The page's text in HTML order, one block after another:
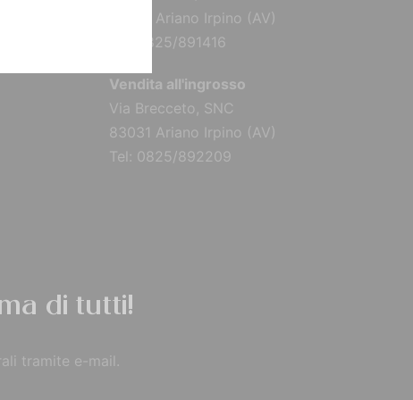
83031 Ariano Irpino (AV)
Tel: 0825/891416
Vendita all'ingrosso
Via Brecceto, SNC
83031 Ariano Irpino (AV)
Tel: 0825/892209
di tutti!
tramite e-mail.